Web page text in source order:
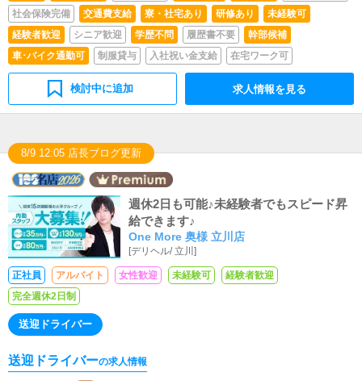
社会保険完備
交通費支給 寮・社宅あり 研修あり
未経験可
経験者歓迎
シニア歓迎 学歴不問 履歴書不要
幹部候補
車･バイク通勤可
制服貸与 入社祝い金支給 在宅ワーク可
検討中に追加 求人情報を見る
8/9 12:05 店長ブログ更新
週休2日も可能♪未経験者でもスピード昇
給できます♪
One More 奥様 立川店
[デリヘル/ 立川]
正社員 アルバイト 女性歓迎 未経験可
経験者歓迎
完全週休2日制
送迎ドライバー
送迎ドライバーの求人情報